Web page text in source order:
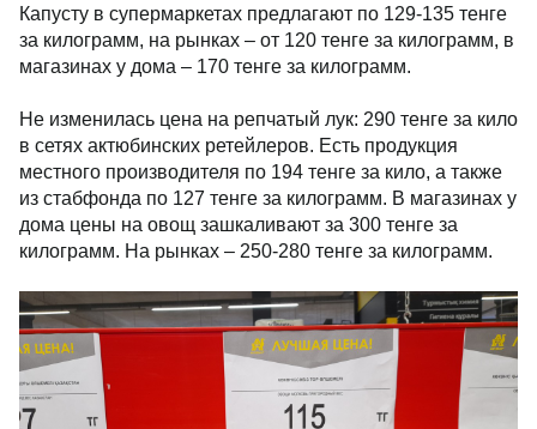
Капусту в супермаркетах предлагают по 129-135 тенге
за килограмм, на рынках – от 120 тенге за килограмм, в
магазинах у дома – 170 тенге за килограмм.
Не изменилась цена на репчатый лук: 290 тенге за кило
в сетях актюбинских ретейлеров. Есть продукция
местного производителя по 194 тенге за кило, а также
из стабфонда по 127 тенге за килограмм. В магазинах у
дома цены на овощ зашкаливают за 300 тенге за
килограмм. На рынках – 250-280 тенге за килограмм.